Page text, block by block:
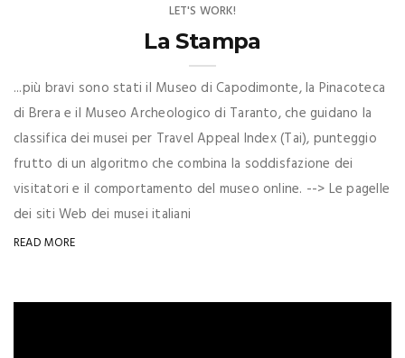
LET'S WORK!
La Stampa
...più bravi sono stati il Museo di Capodimonte, la Pinacoteca
di Brera e il Museo Archeologico di Taranto, che guidano la
classifica dei musei per Travel Appeal Index (Tai), punteggio
frutto di un algoritmo che combina la soddisfazione dei
visitatori e il comportamento del museo online. --> Le pagelle
dei siti Web dei musei italiani
READ MORE